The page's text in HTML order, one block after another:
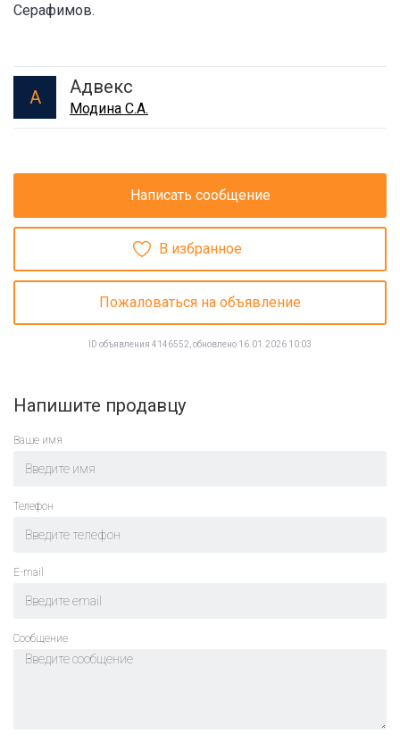
Серафимов.
А Адвекс
Модина С.А.
Написать сообщение
В избранное
Пожаловаться на объявление
ID объявления 4146552, обновлено 16.01.2026 10:03
Напишите продавцу
Ваше имя
Телефон
E-mail
Cообщение